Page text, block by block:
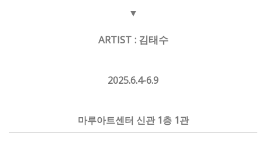
▼
ARTIST : 김태수
2025.6.4-6.9
마루아트센터 신관 1층 1관